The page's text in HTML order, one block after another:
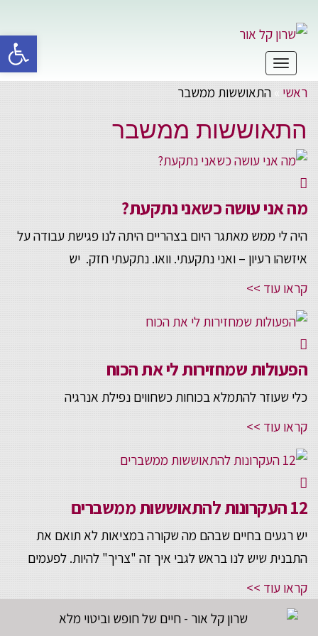
תפריט
ראשי » התאוששות ממשבר
התאוששות ממשבר
מה אני עושה כשאני נתקעת?
היה לי ממש מאתגר היום בצהריים היתה לנו פגישת עבודה על
איזשהו רעיון – ואני נתקעתי. וואו. נתקעתי חזק. יש
קראו עוד >>
הפעולות שמחזירות לי את הכוח
כלי שעוזר להתמלא בכוחות כשחווים נפילת אנרגיה
קראו עוד >>
12 העקרונות להתאוששות ממשברים
יש רגעים בחיים שבהם מה שקורה במציאות לא תואם את
התבנית שיש לנו בראש לגבי איך זה "צריך" להיות. לפעמים
קראו עוד >>
פתח